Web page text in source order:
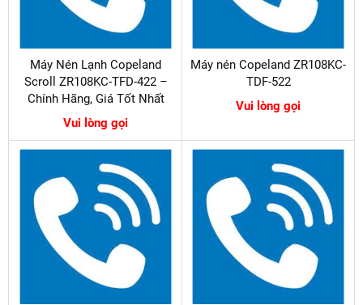
Máy Nén Lạnh Copeland
Scroll ZR108KC-TFD-422 –
Chính Hãng, Giá Tốt Nhất
Vui lòng gọi
Máy nén Copeland ZR108KC-
TDF-522
Vui lòng gọi